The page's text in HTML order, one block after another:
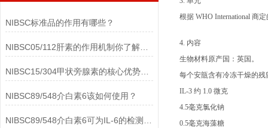
NIBSC标准品的作用有哪些？
NIBSC05/112肝素的作用机制你了解多少？
NIBSC15/304甲状旁腺素的核心优势有哪些？
NIBSC89/548介白素6该如何使用？
根据 WHO International 商
4. 内容
生物材料原产国：英国。
每个安瓿含有冷冻干燥的
IL-3 约 1.0 微克
4.5毫克氯化钠
0.5毫克海藻糖